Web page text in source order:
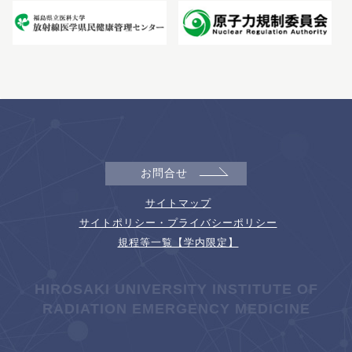
お問合せ
サイトマップ
サイトポリシー・プライバシーポリシー
規程等一覧【学内限定】
HIROSAKI UNIVERSITY INSTITUTE OF
RADIATION EMERGENCY MEDICINE